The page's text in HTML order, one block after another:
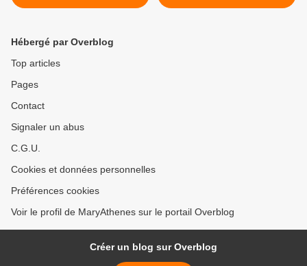
Hébergé par Overblog
Top articles
Pages
Contact
Signaler un abus
C.G.U.
Cookies et données personnelles
Préférences cookies
Voir le profil de MaryAthenes sur le portail Overblog
Créer un blog sur Overblog